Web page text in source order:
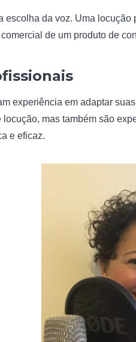
da voz. Uma
de um produto de
experiência em adaptar
mas também são
e eficaz.